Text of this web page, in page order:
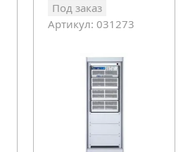
Под заказ
Артикул: 031273